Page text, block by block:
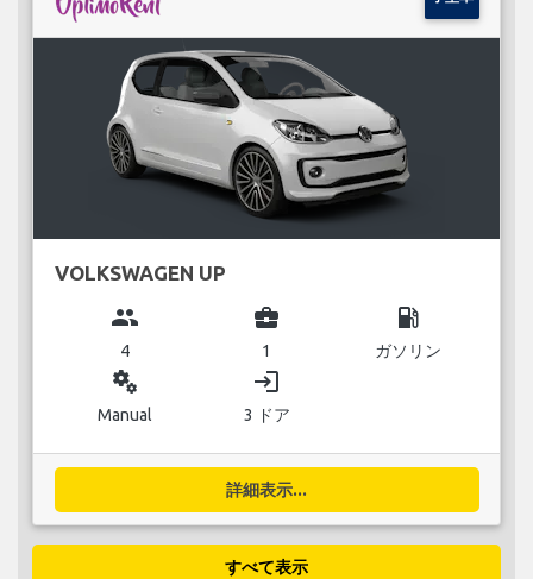
VOLKSWAGEN UP
group
4
business_center
1
local_gas_station
ガソリン
miscellaneous_services
Manual
login
3 ドア
詳細表示...
すべて表示